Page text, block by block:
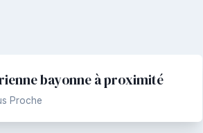
bayonne à proximité
Proche